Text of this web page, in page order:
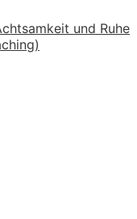
und Ruhe